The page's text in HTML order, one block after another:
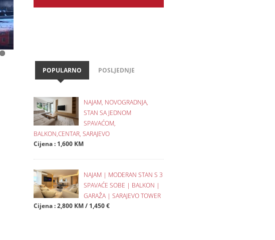
POPULARNO POSLJEDNJE
NAJAM, NOVOGRADNJA,
STAN SA JEDNOM
SPAVAĆOM,
BALKON,CENTAR, SARAJEVO
Cijena : 1,600 KM
NAJAM | MODERAN STAN S 3
SPAVAĆE SOBE | BALKON |
GARAŽA | SARAJEVO TOWER
Cijena : 2,800 KM / 1,450 €